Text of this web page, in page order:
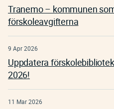
Tranemo – kommunen
förskoleavgifterna
9 Apr 2026
Uppdatera
2026!
11 Mar 2026